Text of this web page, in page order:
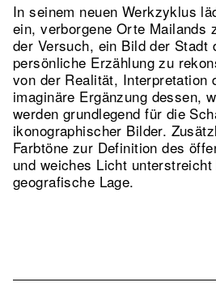
In seinem neuen Werkzyklus
ein, verborgene Orte Mailands
der Versuch, ein Bild der Stadt
persönliche Erzählung zu
von der Realität, Interpretation
imaginäre Ergänzung dessen,
werden grundlegend für die
ikonographischer Bilder.
Farbtöne zur Definition des
und weiches Licht unterstreicht
geografische Lage.